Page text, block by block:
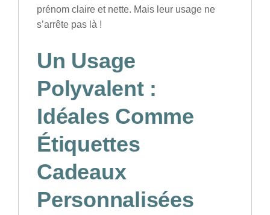
prénom claire et nette. Mais leur usage ne
s’arrête pas là !
Un Usage
Polyvalent :
Idéales Comme
Étiquettes
Cadeaux
Personnalisées